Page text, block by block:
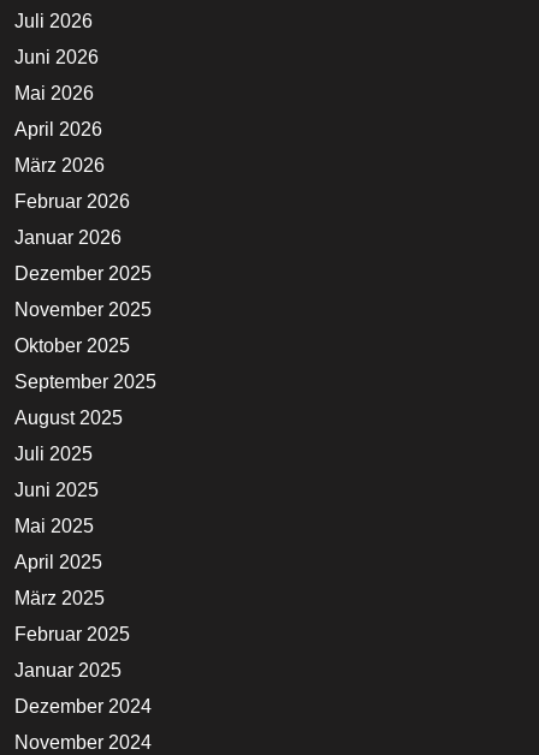
Juli 2026
Juni 2026
Mai 2026
April 2026
März 2026
Februar 2026
Januar 2026
Dezember 2025
November 2025
Oktober 2025
September 2025
August 2025
Juli 2025
Juni 2025
Mai 2025
April 2025
März 2025
Februar 2025
Januar 2025
Dezember 2024
November 2024